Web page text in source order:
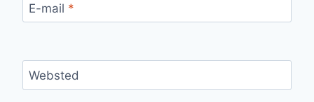
E-mail *
Websted